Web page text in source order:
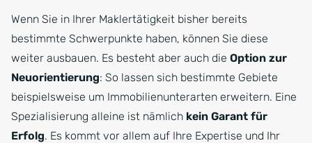
Wenn Sie in Ihrer Maklertätigkeit bisher bereits
bestimmte Schwerpunkte haben, können Sie diese
weiter ausbauen. Es besteht aber auch die Option zur
Neuorientierung: So lassen sich bestimmte Gebiete
beispielsweise um Immobilienunterarten erweitern. Eine
Spezialisierung alleine ist nämlich kein Garant für
Erfolg. Es kommt vor allem auf Ihre Expertise und Ihr